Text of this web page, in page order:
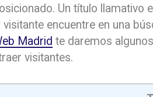
Un título llamativo
visitante encuentre en una
Madrid te daremos
visitantes.